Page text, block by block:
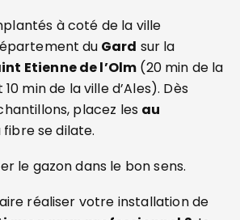
à coté de la ville
du Gard sur la
Etienne de l’Olm (20 min de la
10 min de la ville d’Ales). Dès
placez les au
se dilate.
le gazon dans le bon sens.
réaliser votre installation de